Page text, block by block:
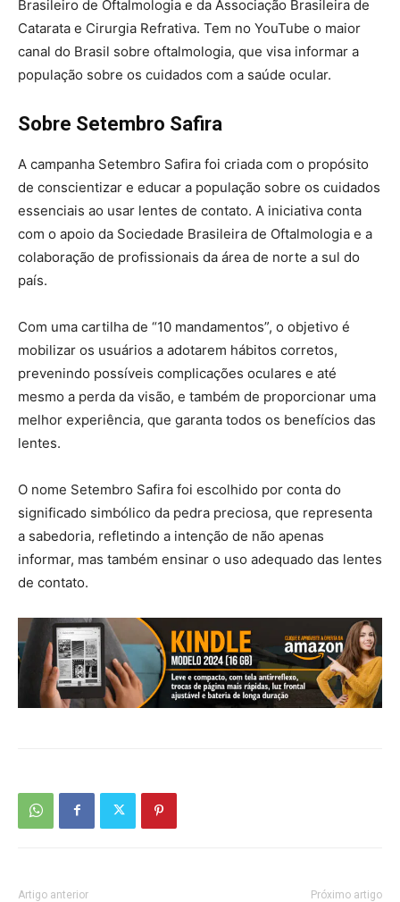
Brasileiro de Oftalmologia e da Associação Brasileira de
Catarata e Cirurgia Refrativa. Tem no YouTube o maior
canal do Brasil sobre oftalmologia, que visa informar a
população sobre os cuidados com a saúde ocular.
Sobre Setembro Safira
A campanha Setembro Safira foi criada com o propósito
de conscientizar e educar a população sobre os cuidados
essenciais ao usar lentes de contato. A iniciativa conta
com o apoio da Sociedade Brasileira de Oftalmologia e a
colaboração de profissionais da área de norte a sul do
país.
Com uma cartilha de “10 mandamentos”, o objetivo é
mobilizar os usuários a adotarem hábitos corretos,
prevenindo possíveis complicações oculares e até
mesmo a perda da visão, e também de proporcionar uma
melhor experiência, que garanta todos os benefícios das
lentes.
O nome Setembro Safira foi escolhido por conta do
significado simbólico da pedra preciosa, que representa
a sabedoria, refletindo a intenção de não apenas
informar, mas também ensinar o uso adequado das lentes
de contato.
Artigo anterior Próximo artigo